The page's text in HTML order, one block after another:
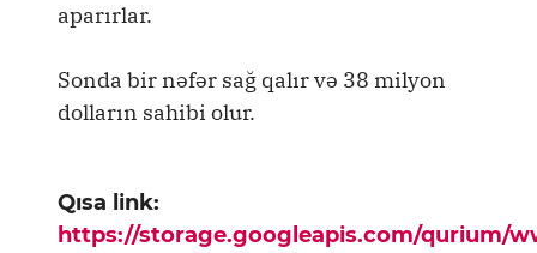
aparırlar.
Sonda bir nəfər sağ qalır və 38 milyon
dolların sahibi olur.
Qısa link:
https://storage.googleapis.com/qurium/